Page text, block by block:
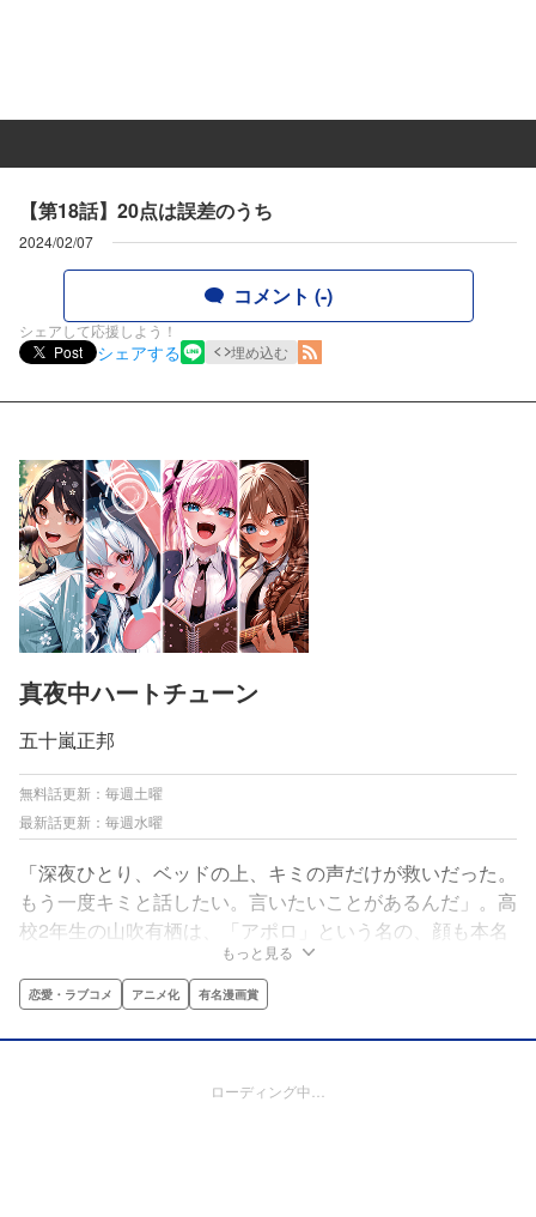
【第18話】20点は誤差のうち
2024/02/07
コメント (-)
シェアして応援しよう！
Post
シェアする 埋め込む
真夜中ハートチューン
五十嵐正邦
無料話更新：毎週土曜
最新話更新：毎週水曜
「深夜ひとり、ベッドの上、キミの声だけが救いだった。
もう一度キミと話したい。言いたいことがあるんだ」。高
校2年生の山吹有栖は、「アポロ」という名の、顔も本名
も知らないラジオ配信者の少女を探していた。だがある
日、有栖は進学先の高校の放送部にアポロの手がかりを得
る。そこにいたのは「声に関わる仕事に就く」夢を描く美
少女が…4人!!アポロは誰？4人の夢の行方は？かわいくも
もっと見る
恋愛・ラブコメ アニメ化 有名漫画賞
ローディング中…